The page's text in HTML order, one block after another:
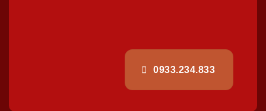
0933.234.833